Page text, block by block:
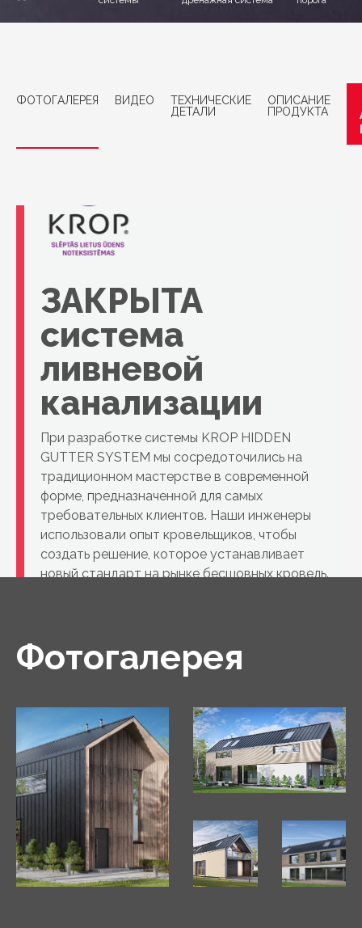
ФОТОГАЛЕРЕЯ ВИДЕО
ТЕХНИЧЕСКИЕ
ДЕТАЛИ
ОПИСАНИЕ
ПРОДУКТА
ЗАКРЫТА
система
ливневой
канализации
При разработке системы KROP HIDDEN
GUTTER SYSTEM мы сосредоточились на
традиционном мастерстве в современной
форме, предназначенной для самых
требовательных клиентов. Наши инженеры
использовали опыт кровельщиков, чтобы
создать решение, которое устанавливает
новый стандарт на рынке бесшовных кровель.
Фотогалерея